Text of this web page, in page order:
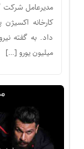
مدیرعامل شرکت
کارخانه
میلیون یورو […]